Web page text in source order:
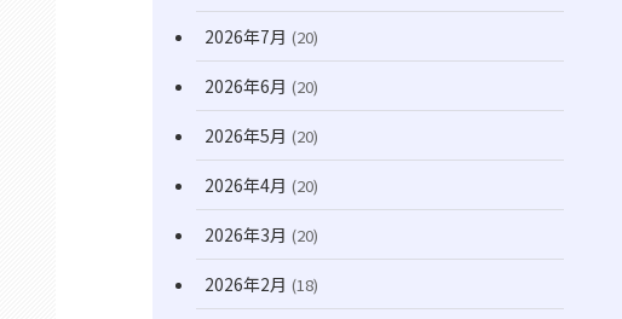
(171)
2026年7月 (20)
2026年6月 (20)
2026年5月 (20)
2026年4月 (20)
2026年3月 (20)
2026年2月 (18)